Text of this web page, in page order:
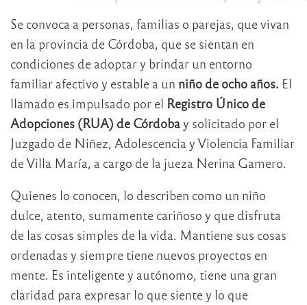
Se convoca a personas, familias o parejas, que vivan
en la provincia de Córdoba, que se sientan en
condiciones de adoptar y brindar un entorno
familiar afectivo y estable a un niño de ocho años. El
llamado es impulsado por el Registro Único de
Adopciones (RUA) de Córdobay solicitado por el
Juzgado de Niñez, Adolescencia y Violencia Familiar
de Villa María, a cargo de la jueza Nerina Gamero.
Quienes lo conocen, lo describen como un niño
dulce, atento, sumamente cariñoso y que disfruta
de las cosas simples de la vida. Mantiene sus cosas
ordenadas y siempre tiene nuevos proyectos en
mente. Es inteligente y autónomo, tiene una gran
claridad para expresar lo que siente y lo que